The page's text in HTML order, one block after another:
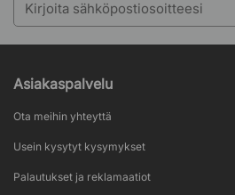
Asiakaspalvelu
Ota meihin yhteyttä
Usein kysytyt kysymykset
Palautukset ja reklamaatiot